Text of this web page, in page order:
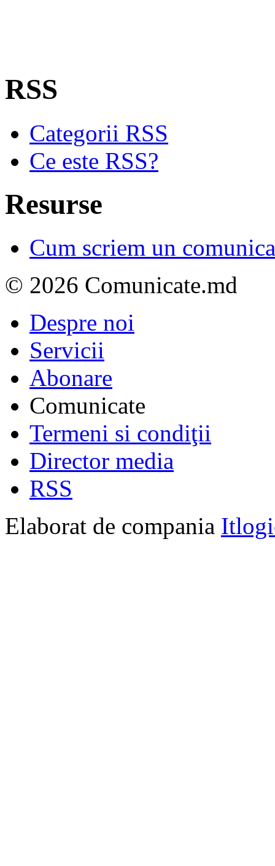
RSS
Categorii RSS
Ce este RSS?
Resurse
Cum scriem un
© 2026 Comunicate.md
Despre noi
Servicii
Abonare
Comunicate
Termeni si condiţii
Director media
RSS
Elaborat de compania